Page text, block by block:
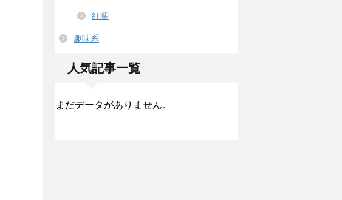
紅葉
趣味系
人気記事一覧
まだデータがありません。